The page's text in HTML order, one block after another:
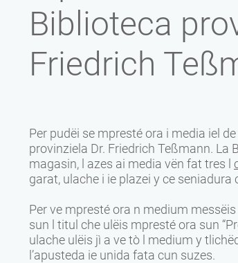
Biblioteca
Friedrich
Per pudëi se mpresté ora i media iel
provinziela Dr. Friedrich Teßmann. La
magasin, l azes ai media vën fat tres l
garat, ulache i ie plazei y ce seniadura
Per ve mpresté ora n medium
sun l titul che ulëis mpresté ora sun
ulache ulëis jì a ve tò l medium y
l’apusteda ie unida fata cun suzes.